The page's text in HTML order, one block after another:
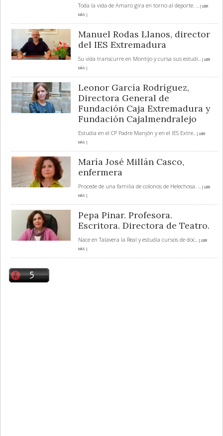
Toda la vida de Amaro gira en torno al deporte. ... [ LEER
MÁS ]
Manuel Rodas Llanos, director
del IES Extremadura
Su vida transcurre en Montijo y cursa sus estudi... [ LEER
MÁS ]
Leonor García Rodríguez,
Directora General de
Fundación Caja Extremadura y
Fundación Cajalmendralejo
Estudia en el CP Padre Manjón y en el IES Extre... [ LEER
MÁS ]
María José Millán Casco,
enfermera
Procede de una familia de colonos de Helechosa. ... [ LEER
MÁS ]
Pepa Pinar. Profesora.
Escritora. Directora de Teatro.
Nace en Talavera la Real y estudia cursos de doc... [ LEER
MÁS ]